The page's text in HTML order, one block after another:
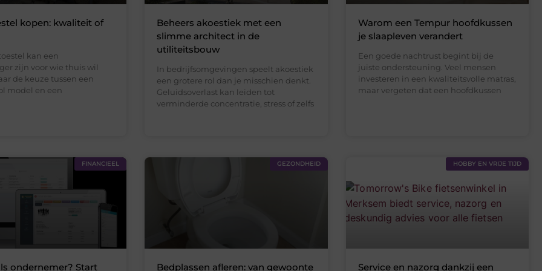
kopen: kwaliteit of
kan een
zijn voor wie thuis wil
de keuze tussen een
model en een
Beheers akoestiek met een
slimme architect in de
utiliteitsbouw
In bedrijfsomgevingen speelt akoestiek
een grotere rol dan je misschien denkt.
Geluidsoverlast kan leiden tot
verminderde concentratie, stress of zelfs
Warom een Tempur hoofdkussen
je slaapleven verandert
Een goede nachtrust begint bij de
juiste ondersteuning. Veel mensen
investeren in een kwaliteitsvolle matras,
maar vergeten dat een hoofdkussen
FINANCIEEL
ondernemer? Start
GEZONDHEID
Bedplassen afleren: van gewoonte
HOBBY EN VRIJE TIJD
Service en nazorg dankzij een